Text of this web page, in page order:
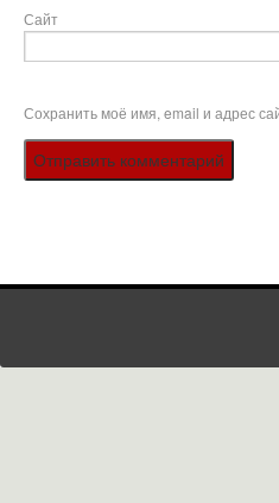
Сайт
Сохранить моё имя, email и адрес